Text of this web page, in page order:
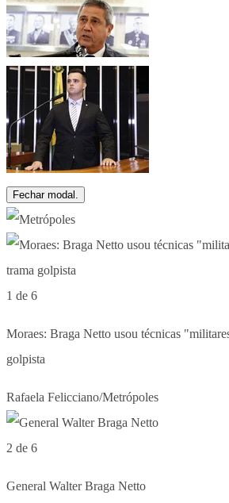
Fechar modal.
1 de 6
Moraes: Braga Netto usou técnicas
golpista
Rafaela Felicciano/Metrópoles
2 de 6
General Walter Braga Netto